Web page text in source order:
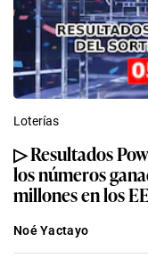
Loterías
▷ Resultados
los números
millones en los
Noé Yactayo